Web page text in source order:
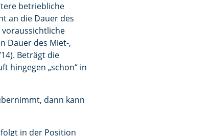
betriebliche
an die Dauer des
Dauer des Miet-,
Beträgt die
hingegen „schon“ in
dann kann
in der Position